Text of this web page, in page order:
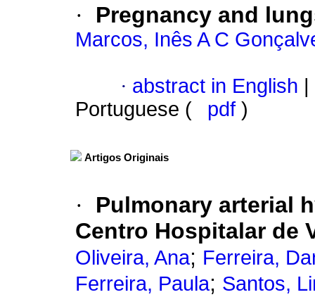
· Pregnancy and
Marcos, Inês A C
· abstract in English
Portuguese (
pdf )
Artigos Originais
·
Pulmonary arterial
Centro Hospitalar de
Oliveira, Ana; Ferreira,
Ferreira, Paula; Santos,